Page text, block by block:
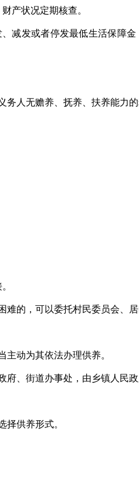
产状况定期核查。
减发或者停发最低生活保障
人无赡养、抚养、扶养能力
的，可以委托村民委员会、居
动为其依法办理供养。
、街道办事处，由乡镇人民
供养形式。